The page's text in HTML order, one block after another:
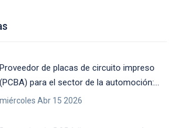
Proveedor de placas de circuito impreso
(PCBA) para el sector de la automoción:
cumplimiento de las normas AEC-Q y de
miércoles Abr 15 2026